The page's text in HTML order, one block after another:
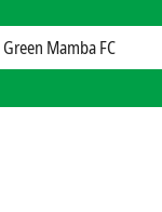
Green Mamba FC